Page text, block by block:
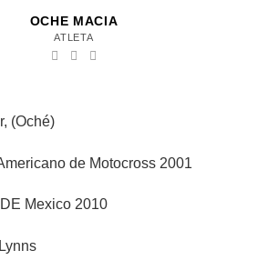
OCHE MACIA
ATLETA
(Oché)
de Motocross 2001
Mexico 2010